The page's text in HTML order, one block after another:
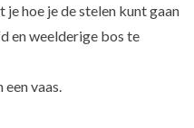
hoe je de stelen kunt gaan
en weelderige bos te
vaas.